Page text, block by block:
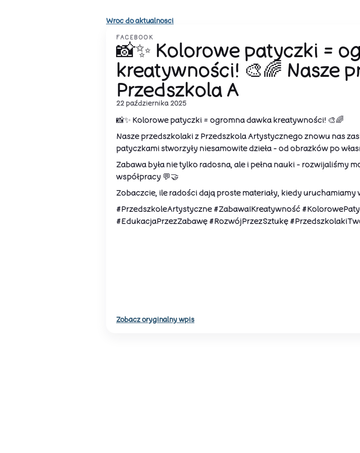
Wroc do aktualnosci
FACEBOOK
📸✨ Kolorowe patyczki =
kreatywności! 🎨🌈 Nasze
Przedszkola A
22 października 2025
📸✨ Kolorowe patyczki = ogromna dawka kreatywności! 🎨🌈
Nasze przedszkolaki z Przedszkola Artystycznego znowu nas
patyczkami stworzyły niesamowite dzieła – od obrazków po
Zabawa była nie tylko radosna, ale i pełna nauki – rozwijaliśmy
współpracy 💬🤝
Zobaczcie, ile radości dają proste materiały, kiedy uruchamiamy
#PrzedszkoleArtystyczne #ZabawaIKreatywność
#EdukacjaPrzezZabawę #RozwójPrzezSztukę
Zobacz oryginalny wpis